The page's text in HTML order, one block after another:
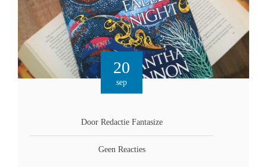
20
sep
Door Redactie Fantasize
Geen Reacties